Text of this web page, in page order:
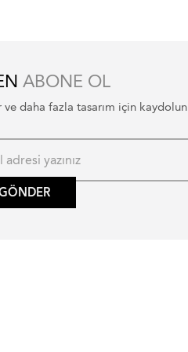
ABONE OL
daha fazla tasarım için kaydolun